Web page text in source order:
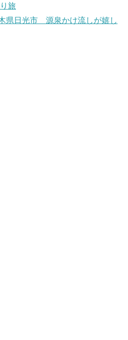
旅
県日光市 源泉かけ流しが嬉し